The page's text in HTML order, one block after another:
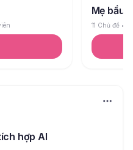
Mẹ bầu
11 Chủ đề
hợp AI